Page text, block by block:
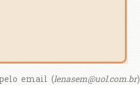
email (lenasem@uol.com.br)